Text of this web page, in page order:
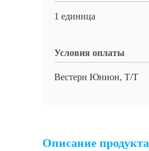
1 единица
Условия оплаты
Вестерн Юнион, Т/Т
Описание продукта